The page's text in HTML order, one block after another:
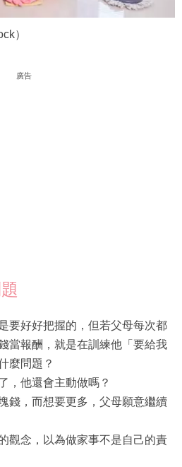
）
廣告
要好好把握的，但若父母每次都
當報酬，就是在訓練他「要給我
麼問題？
，他還會主動做嗎？
錢，而想要更多，父母願意繼續
觀念，以為做家事不是自己的責